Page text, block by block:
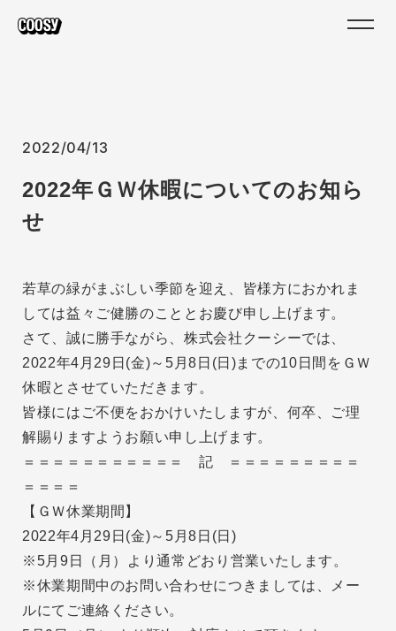
2022/04/13
2022年ＧＷ休暇についてのお知ら
せ
若草の緑がまぶしい季節を迎え、皆様方におかれま
しては益々ご健勝のこととお慶び申し上げます。
さて、誠に勝手ながら、株式会社クーシーでは、
2022年4月29日(金)～5月8日(日)までの10日間をＧＷ
休暇とさせていただきます。
皆様にはご不便をおかけいたしますが、何卒、ご理
解賜りますようお願い申し上げます。
＝＝＝＝＝＝＝＝＝＝＝ 記 ＝＝＝＝＝＝＝＝＝
＝＝＝＝
【ＧＷ休業期間】
2022年4月29日(金)～5月8日(日)
※5月9日（月）より通常どおり営業いたします。
※休業期間中のお問い合わせにつきましては、メー
ルにてご連絡ください。